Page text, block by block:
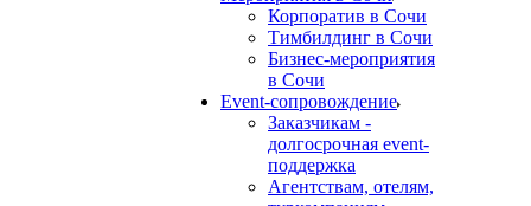
Корпоратив в Сочи
Тимбилдинг в Сочи
Бизнес-мероприятия
в Сочи
Event-сопровождение
Заказчикам -
долгосрочная event-
поддержка
Агентствам, отелям,